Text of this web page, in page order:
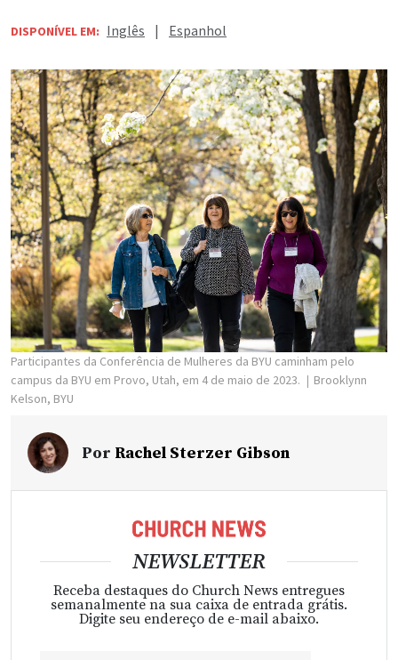
DISPONÍVEL EM: Inglês | Espanhol
Participantes da Conferência de Mulheres da BYU caminham pelo
campus da BYU em Provo, Utah, em 4 de maio de 2023.
Brooklynn
Kelson, BYU
Por Rachel Sterzer Gibson
NEWSLETTER
Receba destaques do Church News entregues
semanalmente na sua caixa de entrada grátis.
Digite seu endereço de e-mail abaixo.